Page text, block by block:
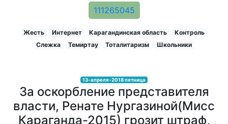
111265045
Жесть Интернет Карагандинская область
Контроль
Слежка
Темиртау Тоталитаризм Школьники
13-апреля-2018 пятница
За оскорбление представителя
власти, Ренате Нургазиной(Мисс
Караганда-2015) грозит штраф,